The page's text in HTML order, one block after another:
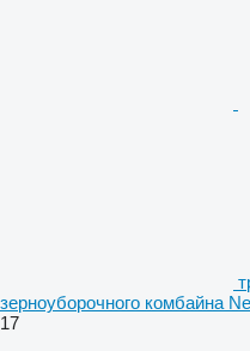
зерноуборочного комбайна
17